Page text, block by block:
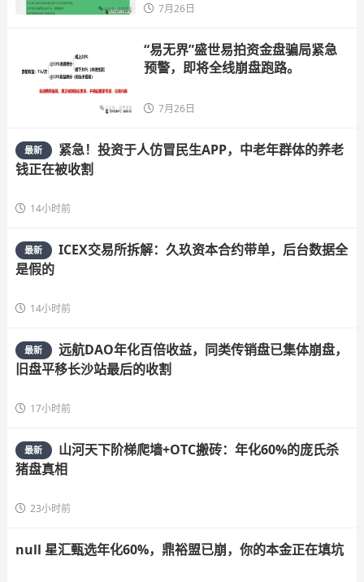
7月26日
“易无界”盛世易拍资金盘骗局紧急
预警，即将全线崩盘跑路。
7月26日
最新
紧急！投资于人仿冒民生APP，中老年群体的养老
钱正在被收割
14小时前
最新
ICEX交易所拆解：久玖资本合约带单，后台数据全
是假的
14小时前
最新
远航DAO年化百倍收益，同类传销盘已集体崩盘，
旧盘平移长沙站最后的收割
17小时前
最新
山河天下阶梯爬墙+OTC搬砖：年化60%的庞氏杀
猪盘真相
23小时前
null 星汇甄选年化60%，鼎裕盟已崩，你的本金正在填坑